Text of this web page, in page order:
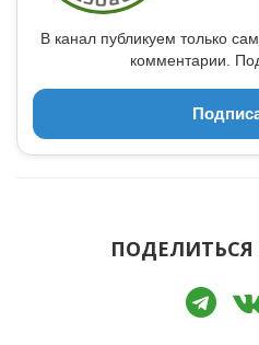
В канал публикуем только
комментарии.